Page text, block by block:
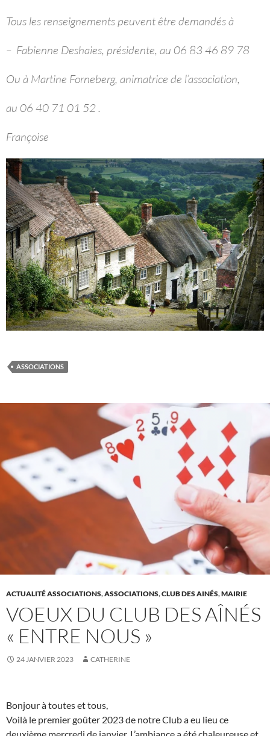
Tous les renseignements peuvent être demandés à
– Fabienne Deshaies, présidente, au 06 83 46 89 78
Ou à Martine Forneberg, animatrice de l’association,
au 06 40 71 01 52 .
Françoise
ASSOCIATIONS
ACTUALITÉ ASSOCIATIONS,ASSOCIATIONS,CLUB DES AINÉS,MAIRIE
VOEUX DU CLUB DES AÎNÉS
« ENTRE NOUS »
24 JANVIER 2023 CATHERINE
Bonjour à toutes et tous,
Voilà le premier goûter 2023 de notre Club a eu lieu ce